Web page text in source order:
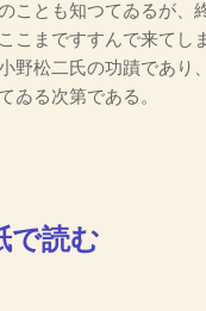
とも知つてゐるが、
こまですすんで来てし
野松二氏の功蹟であり
ゐる次第である。
で読む